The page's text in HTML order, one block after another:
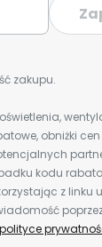
zakupu.
obniżki
kodu
z
polityce